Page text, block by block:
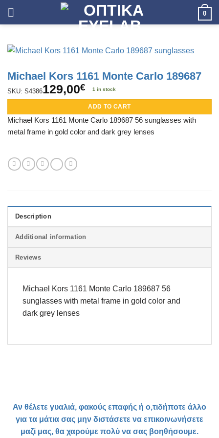
0
Michael Kors 1161 Monte Carlo 189687
SKU: S4386129,00€ 1 in stock
ADD TO CART
Michael Kors 1161 Monte Carlo 189687 56 sunglasses with
metal frame in gold color and dark grey lenses
Description
Additional information
Reviews
Michael Kors 1161 Monte Carlo 189687 56
sunglasses with metal frame in gold color and
dark grey lenses
Αν θέλετε γυαλιά, φακούς επαφής ή ο,τιδήποτε άλλο
για τα μάτια σας μην διστάσετε να επικοινωνήσετε
μαζί μας, θα χαρούμε πολύ να σας βοηθήσουμε.